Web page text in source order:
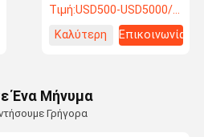
Τιμή:USD500-USD5000/SET
Καλύτερη
Επικοινωνία
Ένα Μήνυμα
Γρήγορα